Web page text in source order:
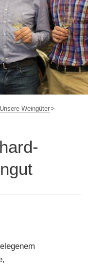
Unsere Weingüter